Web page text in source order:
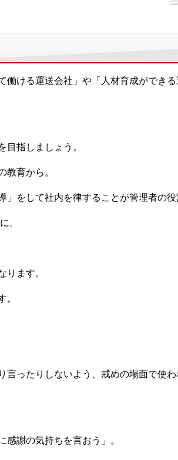
ける運送会社」や「人材育成ができ
目指しましょう。
教育から。
をして社内を律することが管理者の役
。
ります。
。
ったりしないよう、戒めの場面で使
謝の気持ちを言おう」。